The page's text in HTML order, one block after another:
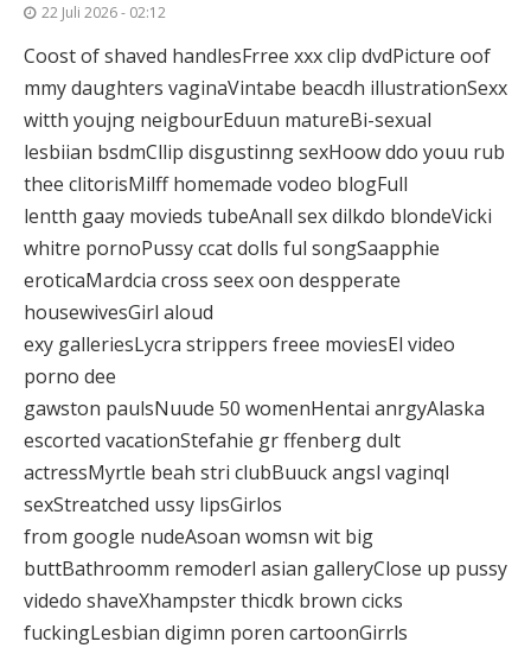
22 Juli 2026 - 02:12
Coost of shaved handlesFrree xxx clip dvdPicture oof
mmy daughters vaginaVintabe beacdh illustrationSexx
witth youjng neigbourEduun matureBi-sexual
lesbiian bsdmCllip disgustinng sexHoow ddo youu rub
thee clitorisMilff homemade vodeo blogFull
lentth gaay movieds tubeAnall sex dilkdo blondeVicki
whitre pornoPussy ccat dolls ful songSaapphie
eroticaMardcia cross seex oon despperate
housewivesGirl aloud
exy galleriesLycra strippers freee moviesEl video
porno dee
gawston paulsNuude 50 womenHentai anrgyAlaska
escorted vacationStefahie gr ffenberg dult
actressMyrtle beah stri clubBuuck angsl vaginql
sexStreatched ussy lipsGirlos
from google nudeAsoan womsn wit big
buttBathroomm remoderl asian galleryClose up pussy
videdo shaveXhampster thicdk brown cicks
fuckingLesbian digimn poren cartoonGirrls